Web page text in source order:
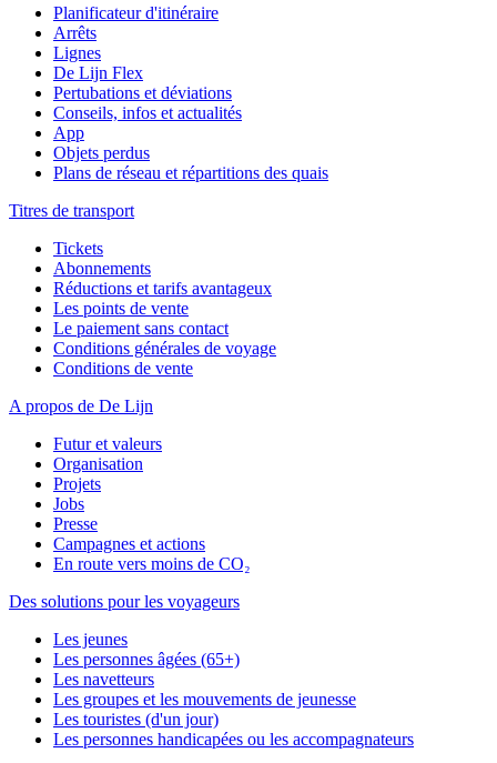
Planificateur d'itinéraire
Arrêts
Lignes
De Lijn Flex
Pertubations et déviations
Conseils, infos et actualités
App
Objets perdus
Plans de réseau et répartitions des quais
Titres de transport
Tickets
Abonnements
Réductions et tarifs avantageux
Les points de vente
Le paiement sans contact
Conditions générales de voyage
Conditions de vente
A propos de De Lijn
Futur et valeurs
Organisation
Projets
Jobs
Presse
Campagnes et actions
En route vers moins de CO₂
Des solutions pour les voyageurs
Les jeunes
Les personnes âgées (65+)
Les navetteurs
Les groupes et les mouvements de jeunesse
Les touristes (d'un jour)
Les personnes handicapées ou les accompagnateurs